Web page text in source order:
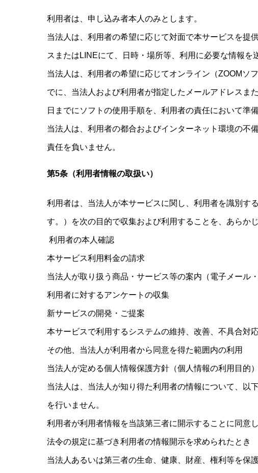
利用者は、申し込み者本人のみとします。
当法人は、利用者の希望に応じて対面で本サービスを提
スまたはLINEにて、日時・場所等、利用に必要な情報を
当法人は、利用者の希望に応じてオンライン（ZOOMソ
でに、当法人および利用者が指定したメールアドレスま
日までにソフトの使用手順を、利用者の責任において準
当法人は、利用者の都合およびインターネット環境の不
責任を負いません。
第5条（利用者情報の取扱い）
利用者は、当法人が本サービスに関し、利用者を識別す
す。）を次の目的で収集および利用することを、あらか
利用者の本人確認
本サービス利用料金の請求
当法人が取り扱う商品・サービス等の案内（電子メール
利用者に対するアンケートの収集
新サービスの開発・ご提案
本サービスで利用するシステムの維持、改善、不具合対
その他、当法人が利用者から同意を得た範囲内の利用
当法人が定める個人情報保護方針（個人情報の利用目的
当法人は、当法人が知り得た利用者の情報について、以
を行いません。
利用者が利用者情報を当該第三者に開示することに同意
法令の規定に基づき利用者の情報開示を求められたとき
当法人あるいは第三者の生命、健康、財産、権利等を保